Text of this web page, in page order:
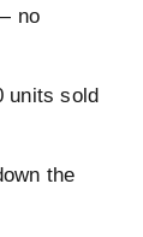
no
units sold
the